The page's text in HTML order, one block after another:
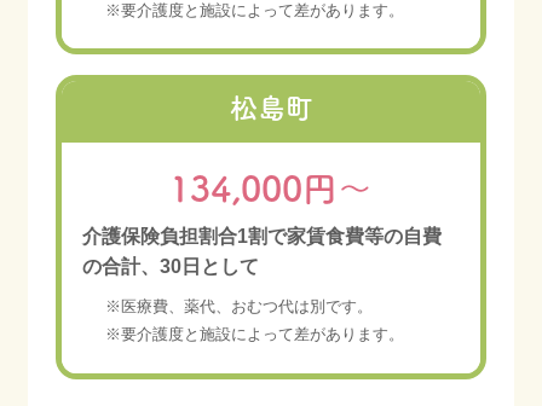
※要介護度と施設によって差があります。
松島町
134,000円～
介護保険負担割合1割で家賃食費等の自費
の合計、30日として
※医療費、薬代、おむつ代は別です。
※要介護度と施設によって差があります。